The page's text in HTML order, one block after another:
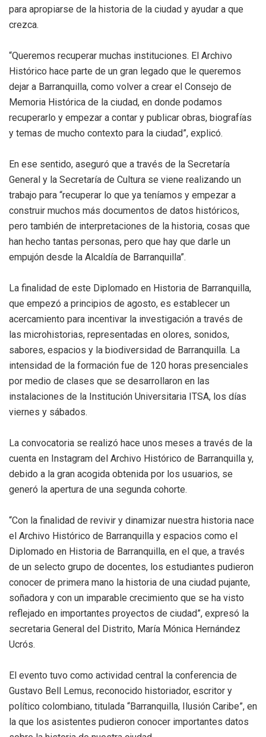
para apropiarse de la historia de la ciudad y ayudar a que
crezca.
“Queremos recuperar muchas instituciones. El Archivo
Histórico hace parte de un gran legado que le queremos
dejar a Barranquilla, como volver a crear el Consejo de
Memoria Histórica de la ciudad, en donde podamos
recuperarlo y empezar a contar y publicar obras, biografías
y temas de mucho contexto para la ciudad”, explicó.
En ese sentido, aseguró que a través de la Secretaría
General y la Secretaría de Cultura se viene realizando un
trabajo para “recuperar lo que ya teníamos y empezar a
construir muchos más documentos de datos históricos,
pero también de interpretaciones de la historia, cosas que
han hecho tantas personas, pero que hay que darle un
empujón desde la Alcaldía de Barranquilla”.
La finalidad de este Diplomado en Historia de Barranquilla,
que empezó a principios de agosto, es establecer un
acercamiento para incentivar la investigación a través de
las microhistorias, representadas en olores, sonidos,
sabores, espacios y la biodiversidad de Barranquilla. La
intensidad de la formación fue de 120 horas presenciales
por medio de clases que se desarrollaron en las
instalaciones de la Institución Universitaria ITSA, los días
viernes y sábados.
La convocatoria se realizó hace unos meses a través de la
cuenta en Instagram del Archivo Histórico de Barranquilla y,
debido a la gran acogida obtenida por los usuarios, se
generó la apertura de una segunda cohorte.
“Con la finalidad de revivir y dinamizar nuestra historia nace
el Archivo Histórico de Barranquilla y espacios como el
Diplomado en Historia de Barranquilla, en el que, a través
de un selecto grupo de docentes, los estudiantes pudieron
conocer de primera mano la historia de una ciudad pujante,
soñadora y con un imparable crecimiento que se ha visto
reflejado en importantes proyectos de ciudad”, expresó la
secretaria General del Distrito, María Mónica Hernández
Ucrós.
El evento tuvo como actividad central la conferencia de
Gustavo Bell Lemus, reconocido historiador, escritor y
político colombiano, titulada “Barranquilla, Ilusión Caribe”, en
la que los asistentes pudieron conocer importantes datos